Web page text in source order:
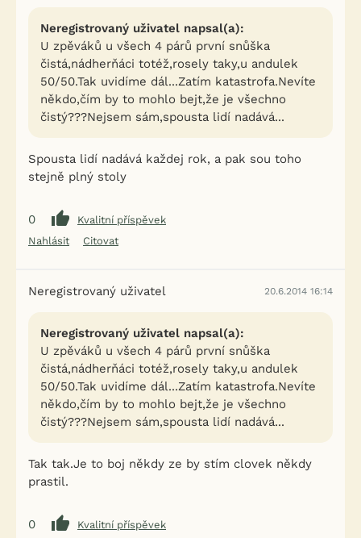
Neregistrovaný uživatel napsal(a):
U zpěváků u všech 4 párů první snůška
čistá,nádherňáci totéž,rosely taky,u andulek
50/50.Tak uvidíme dál...Zatím katastrofa.Nevíte
někdo,čím by to mohlo bejt,že je všechno
čistý???Nejsem sám,spousta lidí nadává...
Spousta lidí nadává každej rok, a pak sou toho
stejně plný stoly
0
Kvalitní příspěvek
Nahlásit
Citovat
Neregistrovaný uživatel 20.6.2014 16:14
Neregistrovaný uživatel napsal(a):
U zpěváků u všech 4 párů první snůška
čistá,nádherňáci totéž,rosely taky,u andulek
50/50.Tak uvidíme dál...Zatím katastrofa.Nevíte
někdo,čím by to mohlo bejt,že je všechno
čistý???Nejsem sám,spousta lidí nadává...
Tak tak.Je to boj někdy ze by stím clovek někdy
prastil.
0
Kvalitní příspěvek